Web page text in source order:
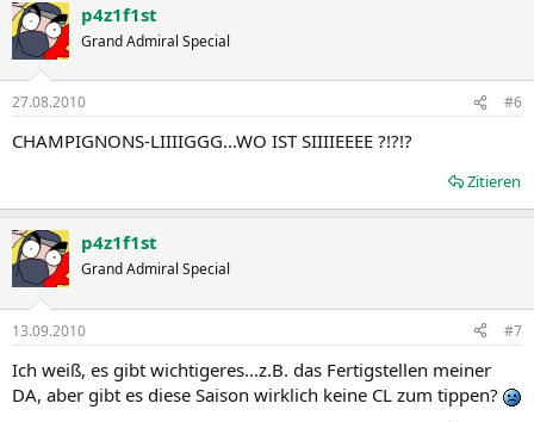
p4z1f1st
Grand Admiral Special
27.08.2010 #6
CHAMPIGNONS-LIIIIGGG...WO IST SIIIIEEEE ?!?!?
Zitieren
p4z1f1st
Grand Admiral Special
13.09.2010 #7
Ich weiß, es gibt wichtigeres...z.B. das Fertigstellen meiner
DA, aber gibt es diese Saison wirklich keine CL zum tippen?